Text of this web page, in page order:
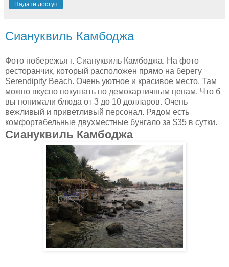
Надати доступ
Сиануквиль Камбоджа
Фото побережья г. Сиануквиль Камбоджа. На фото
ресторанчик, который расположен прямо на берегу
Serendipity Beach. Очень уютное и красивое место. Там
можно вкусно покушать по демокартичным ценам. Что б
вы понимали блюда от 3 до 10 долларов. Очень
вежливый и приветливый персонал. Рядом есть
комфортабельные двухместные бунгало за $35 в сутки.
Сиануквиль Камбоджа